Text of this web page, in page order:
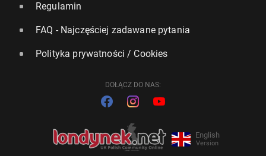
Regulamin
FAQ - Najczęściej zadawane pytania
Polityka prywatności / Cookies
DOŁĄCZ DO NAS:
English
Version